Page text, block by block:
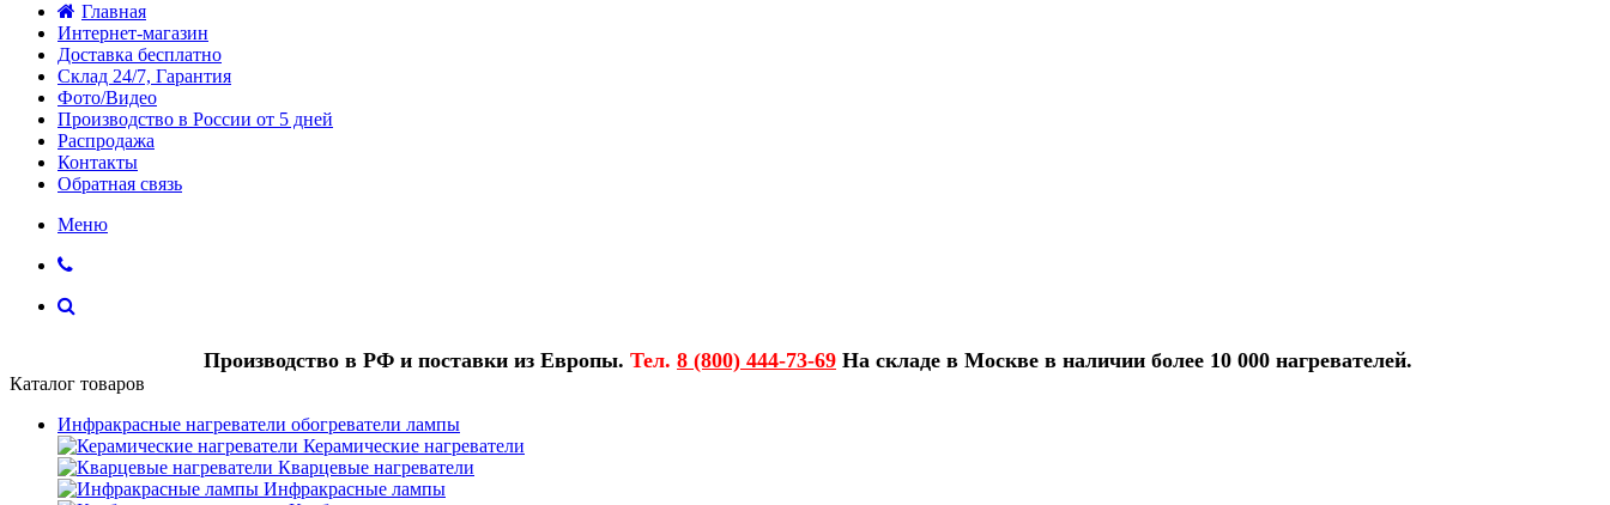
Главная
Интернет-магазин
Доставка бесплатно
Склад 24/7, Гарантия
Фото/Видео
Производство в России от 5 дней
Распродажа
Контакты
Обратная связь
Меню
Производство в РФ и поставки из Европы. Тел. 8 (800) 444-73-69 На складе в Москве в наличии более 10 000 нагревателей.
Каталог товаров
Инфракрасные нагреватели обогреватели лампы
Керамические нагреватели
Кварцевые нагреватели
Инфракрасные лампы